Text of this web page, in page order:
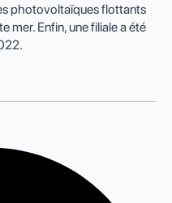
photovoltaïques flottants
mer. Enfin, une filiale a été